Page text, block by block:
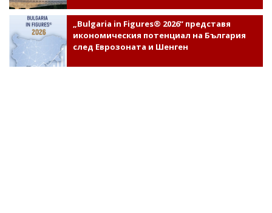
„Bulgaria in Figures® 2026“ представя
икономическия потенциал на България
след Еврозоната и Шенген